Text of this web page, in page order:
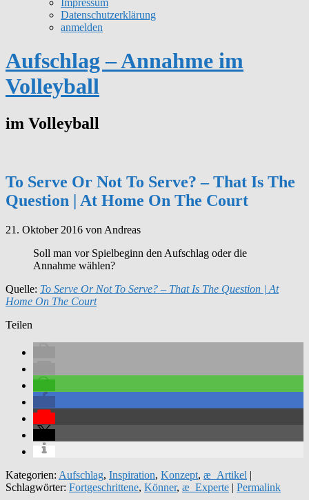
Impressum
Datenschutzerklärung
anmelden
Aufschlag – Annahme im
Volleyball
im Volleyball
To Serve Or Not To Serve? – That Is The
Question | At Home On The Court
21. Oktober 2016 von Andreas
Soll man vor Spielbeginn den Aufschlag oder die
Annahme wählen?
Quelle: To Serve Or Not To Serve? – That Is The Question | At
Home On The Court
Teilen
Kategorien: Aufschlag, Inspiration, Konzept, æ_Artikel |
Schlagwörter: Fortgeschrittene, Könner, æ_Experte | Permalink